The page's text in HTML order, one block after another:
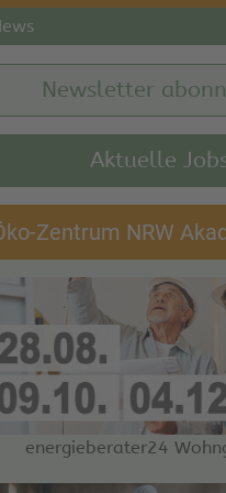
Newsletter
Aktuelle
Zentrum NRW
energieberater24